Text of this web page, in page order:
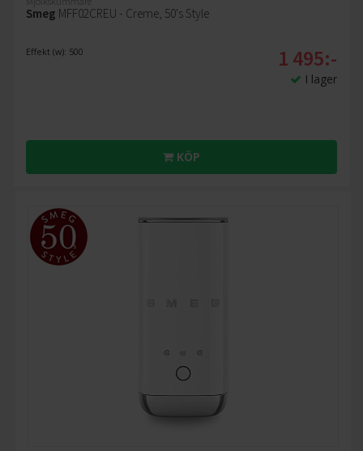
Smeg MFF02CREU - Creme, 50's Style
Effekt (w): 500 1 495:-
I lager
KÖP